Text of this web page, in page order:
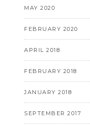
MAY 2020
FEBRUARY 2020
APRIL 2018
FEBRUARY 2018
JANUARY 2018
SEPTEMBER 2017